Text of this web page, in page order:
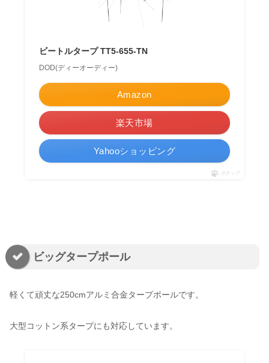
ビートルタープ TT5-655-TN
DOD(ディーオーディー)
Amazon
楽天市場
Yahooショッピング
ポチップ
ビッグタープポール
軽くて頑丈な250cmアルミ合金タープポールです。
大型コットン系タープにも対応しています。